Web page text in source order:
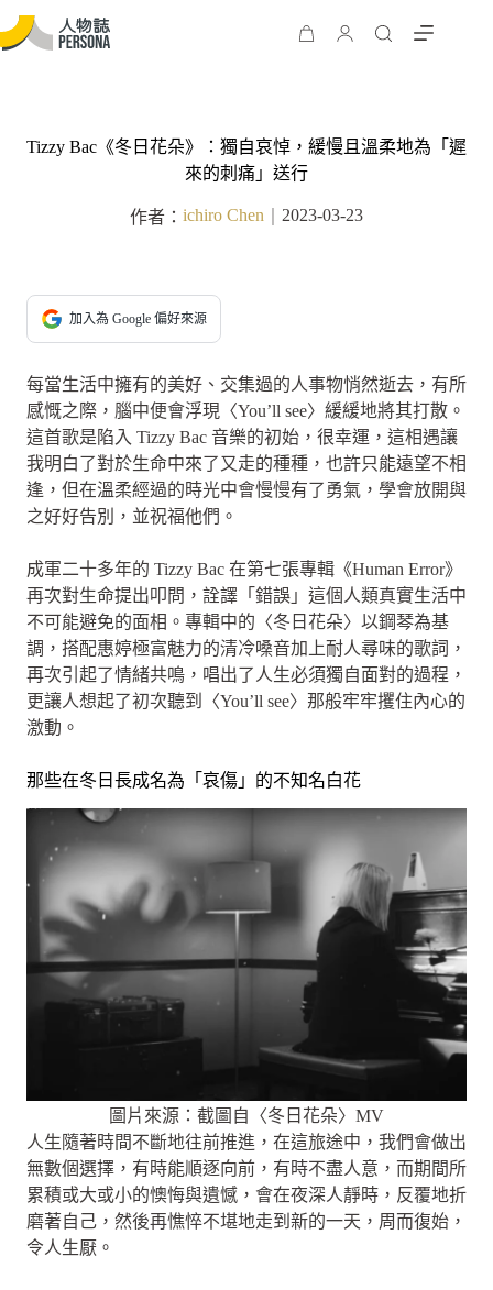
Tizzy Bac《冬日花朵》：獨自哀悼，緩慢且溫柔地為「遲
來的刺痛」送行
作者： ichiro Chen 2023-03-23
加入為 Google 偏好來源
每當生活中擁有的美好、交集過的人事物悄然逝去，有所
感慨之際，腦中便會浮現〈You’ll see〉緩緩地將其打散。
這首歌是陷入 Tizzy Bac 音樂的初始，很幸運，這相遇讓
我明白了對於生命中來了又走的種種，也許只能遠望不相
逢，但在溫柔經過的時光中會慢慢有了勇氣，學會放開與
之好好告別，並祝福他們。
成軍二十多年的 Tizzy Bac 在第七張專輯《Human Error》
再次對生命提出叩問，詮譯「錯誤」這個人類真實生活中
不可能避免的面相。專輯中的〈冬日花朵〉以鋼琴為基
調，搭配惠婷極富魅力的清冷嗓音加上耐人尋味的歌詞，
再次引起了情緒共鳴，唱出了人生必須獨自面對的過程，
更讓人想起了初次聽到〈You’ll see〉那般牢牢攫住內心的
激動。
那些在冬日長成名為「哀傷」的不知名白花
圖片來源：截圖自〈冬日花朵〉MV
人生隨著時間不斷地往前推進，在這旅途中，我們會做出
無數個選擇，有時能順逐向前，有時不盡人意，而期間所
累積或大或小的懊悔與遺憾，會在夜深人靜時，反覆地折
磨著自己，然後再憔悴不堪地走到新的一天，周而復始，
令人生厭。